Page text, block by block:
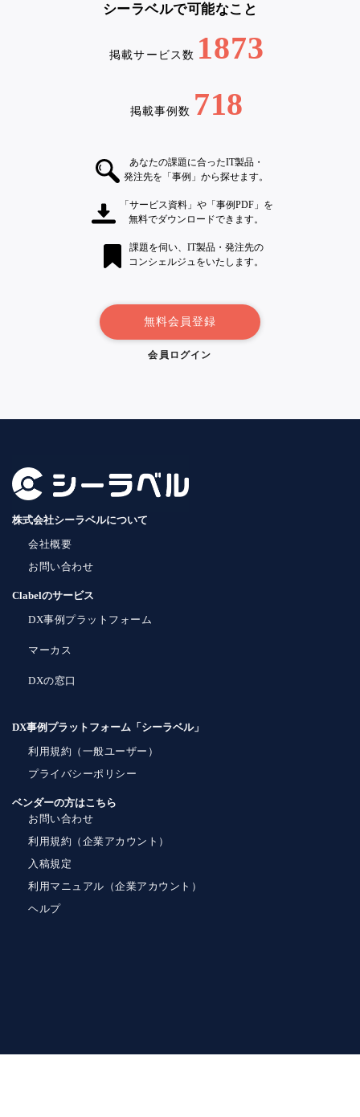
シーラベルで可能なこと
掲載サービス数 1873
掲載事例数 718
あなたの課題に合ったIT製品・
発注先を「事例」から探せます。
「サービス資料」や「事例PDF」を
無料でダウンロードできます。
課題を伺い、IT製品・発注先の
コンシェルジュをいたします。
無料会員登録
会員ログイン
株式会社シーラベルについて
会社概要
お問い合わせ
Clabelのサービス
DX事例プラットフォーム
マーカス
DXの窓口
DX事例プラットフォーム「シーラベル」
利用規約（一般ユーザー）
プライバシーポリシー
ベンダーの方はこちら
お問い合わせ
利用規約（企業アカウント）
入稿規定
利用マニュアル（企業アカウント）
ヘルプ